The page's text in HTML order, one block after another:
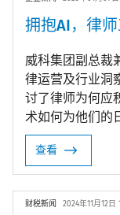
拥抱AI，律
威科集团副总裁
律运营及行业洞
讨了律师为何应
术如何为他们的
查看
财税新闻 2024年11月12日